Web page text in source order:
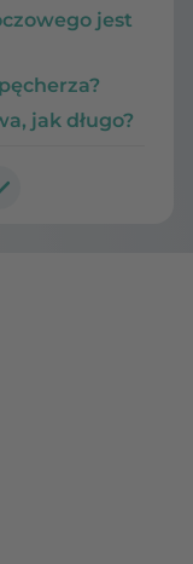
jest
jak długo?